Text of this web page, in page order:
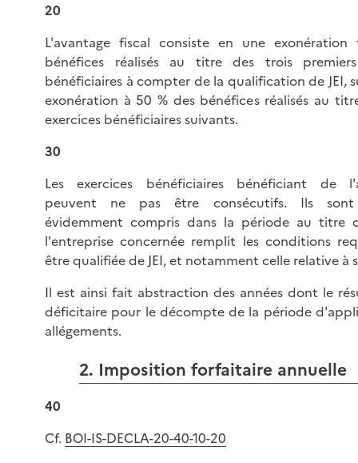
20
L'avantage fiscal consiste en une
bénéfices réalisés au titre des trois premiers
bénéficiaires à compter de la qualification de JEI,
exonération à 50 % des bénéfices réalisés au
exercices bénéficiaires suivants.
30
Les exercices bénéficiaires bénéficiant de
peuvent ne pas être consécutifs. Ils
évidemment compris dans la période au titre
l'entreprise concernée remplit les conditions
être qualifiée de JEI, et notamment celle relative à
Il est ainsi fait abstraction des années dont le
déficitaire pour le décompte de la période
allégements.
2. Imposition forfaitaire annuelle
40
Cf. BOI-IS-DECLA-20-40-10-20